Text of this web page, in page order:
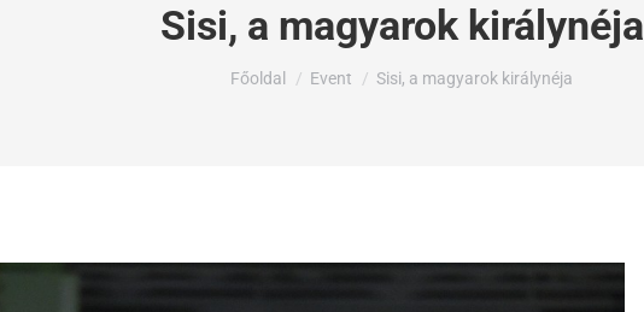
Sisi, a magyarok királynéja
Ön itt van:
Főoldal Event Sisi, a magyarok királynéja